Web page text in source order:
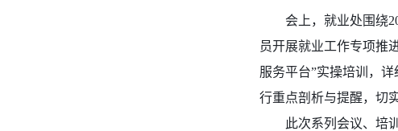
会上，就业处围绕
员开展就业工作专项推
服务平台”实操培训，
行重点剖析与提醒，切
此次系列会议、培